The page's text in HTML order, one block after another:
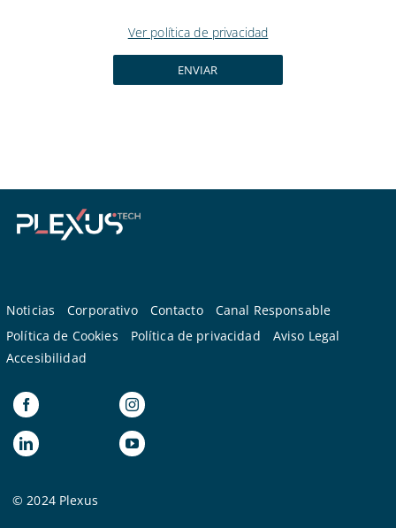
Ver política de privacidad
ENVIAR
Noticias Corporativo Contacto
Canal Responsable
Política de Cookies
Política de privacidad
Aviso Legal
Accesibilidad
© 2024 Plexus